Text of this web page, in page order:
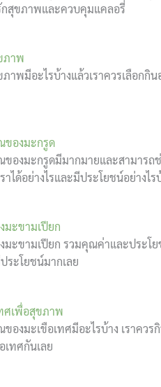
กสุขภาพและควบคุมแคลอรี่
ภาพ
าพมีอะไรบ้างแล้วเราควรเลือก
ของมะกรูด
องมะกรูดมีมากมายและสามารถช่
ได้อย่างไรและมีประโยชน์อย่างไร
ะขามเปียก
ะขามเปียก รวมคุณค่าและประโ
ระโยชน์มากเลย
ศเพื่อสุขภาพ
งมะเขือเทศมีอะไรบ้าง เราควร
เทศกันเลย